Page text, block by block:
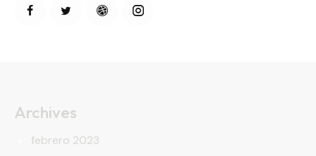
on
Archives
febrero 2023